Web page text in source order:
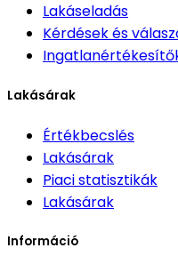
Lakáseladás
Kérdések és
Lakásárak
Értékbecslés
Lakásárak
Piaci statisztikák
Lakásárak
Információ